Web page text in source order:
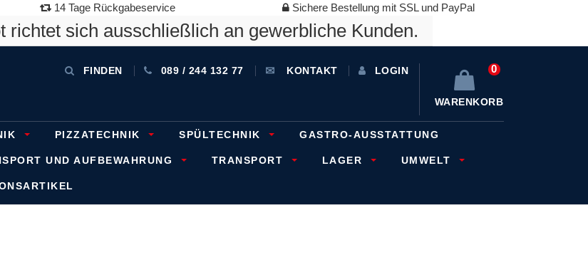
14 Tage Rückgabeservice Sichere Bestellung mit SSL und PayPal
richtet sich ausschließlich an gewerbliche Kunden.
FINDEN 089 / 244 132 77 KONTAKT LOGIN 0
WARENKORB
PIZZATECHNIK SPÜLTECHNIK GASTRO-AUSSTATTUNG
UND AUFBEWAHRUNG TRANSPORT LAGER UMWELT